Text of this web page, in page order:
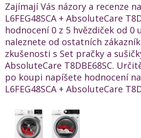
Zajímají Vás názory a recenze
L6FEG48SCA + AbsoluteCare
hodnocení 0 z 5 hvězdiček od
naleznete od ostatních
zkušenosti s Set pračky a
AbsoluteCare T8DBE68SC.
po koupi napíšete hodnocení
L6FEG48SCA + AbsoluteCare